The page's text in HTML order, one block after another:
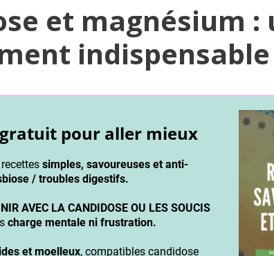
et magnésium :
indispensable